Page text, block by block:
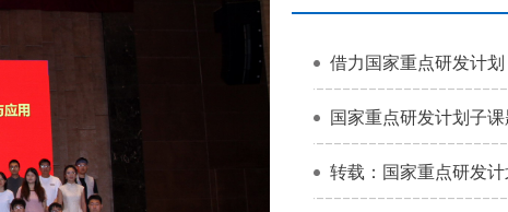
借力国家重点研发计
国家重点研发计划子
转载：国家重点研发